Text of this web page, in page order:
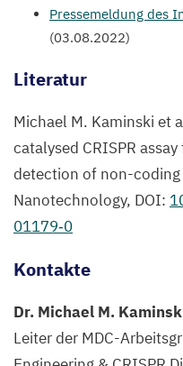
Pressemeldung des
(03.08.2022)
Literatur
Michael M. Kaminski et
catalysed CRISPR
detection of non-coding
Nanotechnology, DOI:
01179‑0
Kontakte
Dr. Michael M.
Leiter der MDC-